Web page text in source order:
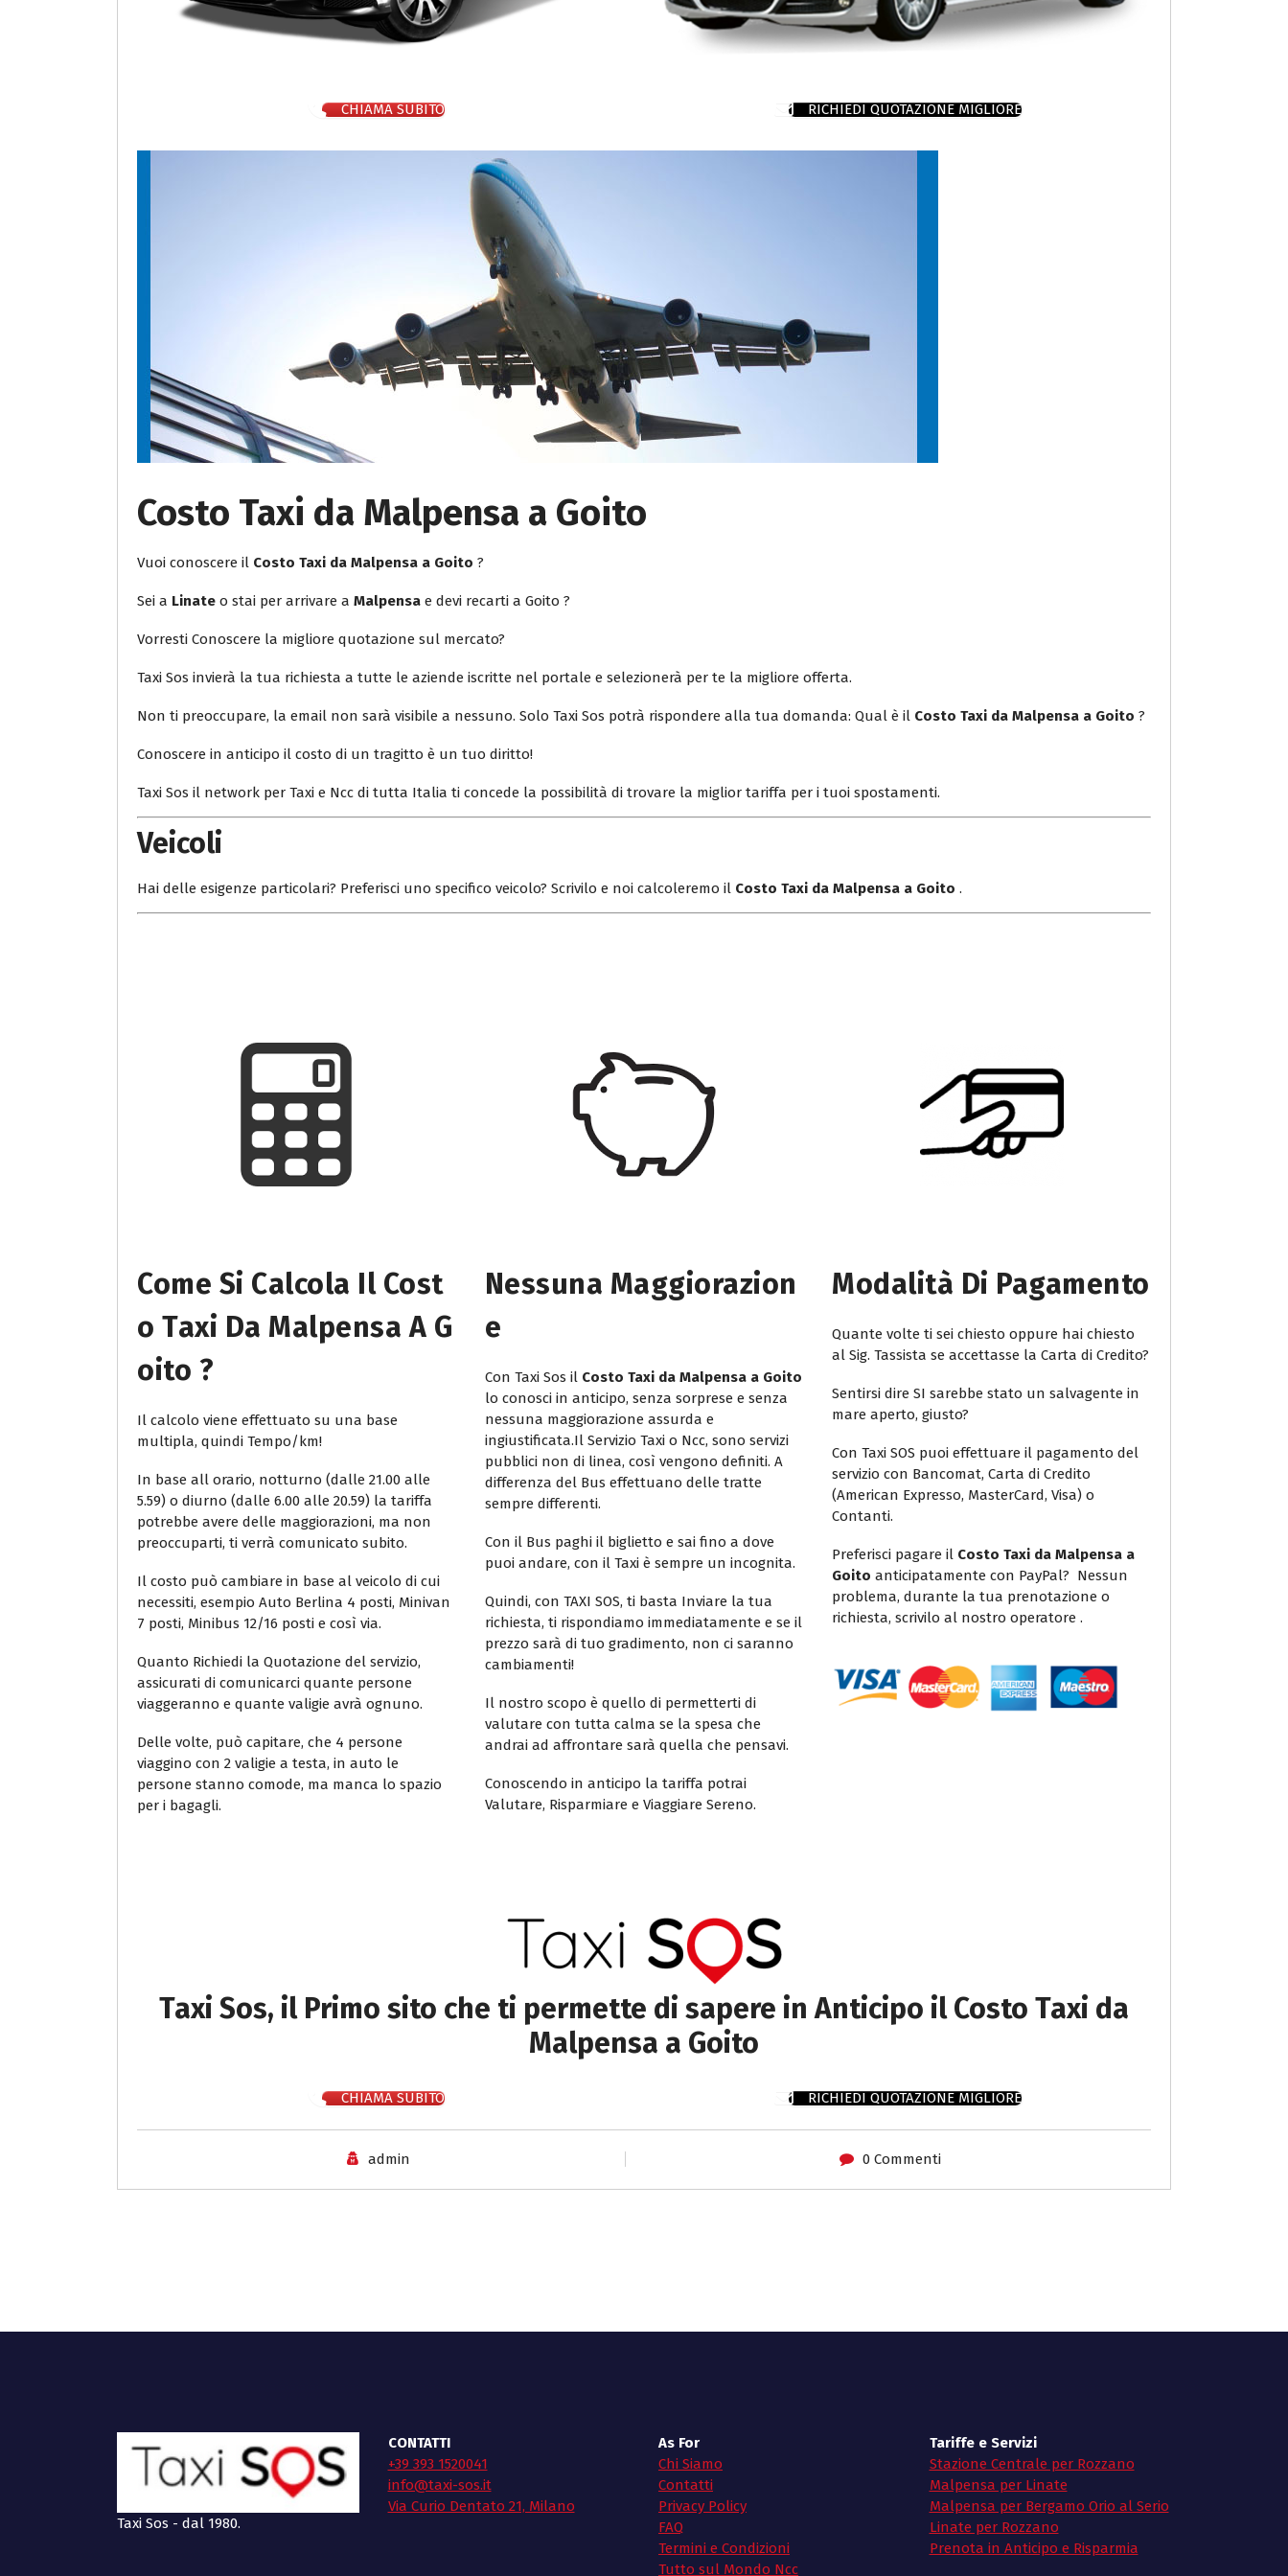
CHIAMA SUBITO RICHIEDI QUOTAZIONE MIGLIORE
Costo Taxi da Malpensa a Goito
Vuoi conoscere il Costo Taxi da Malpensa a Goito ?
Sei a Linate o stai per arrivare a Malpensa e devi recarti a Goito ?
Vorresti Conoscere la migliore quotazione sul mercato?
Taxi Sos invierà la tua richiesta a tutte le aziende iscritte nel portale e selezionerà per te la migliore offerta.
Non ti preoccupare, la email non sarà visibile a nessuno. Solo Taxi Sos potrà rispondere alla tua domanda: Qual è il Costo Taxi da Malpensa a Goito ?
Conoscere in anticipo il costo di un tragitto è un tuo diritto!
Taxi Sos il network per Taxi e Ncc di tutta Italia ti concede la possibilità di trovare la miglior tariffa per i tuoi spostamenti.
Veicoli
Hai delle esigenze particolari? Preferisci uno specifico veicolo? Scrivilo e noi calcoleremo il Costo Taxi da Malpensa a Goito .
Come Si Calcola Il Cost
O Taxi Da Malpensa A G
Oito ?
Il calcolo viene effettuato su una base
multipla, quindi Tempo/km!
In base all orario, notturno (dalle 21.00 alle
5.59) o diurno (dalle 6.00 alle 20.59) la tariffa
potrebbe avere delle maggiorazioni, ma non
preoccuparti, ti verrà comunicato subito.
Il costo può cambiare in base al veicolo di cui
necessiti, esempio Auto Berlina 4 posti, Minivan
7 posti, Minibus 12/16 posti e così via.
Quanto Richiedi la Quotazione del servizio,
assicurati di comunicarci quante persone
viaggeranno e quante valigie avrà ognuno.
Delle volte, può capitare, che 4 persone
viaggino con 2 valigie a testa, in auto le
persone stanno comode, ma manca lo spazio
per i bagagli.
Nessuna Maggiorazion
E
Con Taxi Sos il Costo Taxi da Malpensa a Goito
lo conosci in anticipo, senza sorprese e senza
nessuna maggiorazione assurda e
ingiustificata.Il Servizio Taxi o Ncc, sono servizi
pubblici non di linea, così vengono definiti. A
differenza del Bus effettuano delle tratte
sempre differenti.
Con il Bus paghi il biglietto e sai fino a dove
puoi andare, con il Taxi è sempre un incognita.
Quindi, con TAXI SOS, ti basta Inviare la tua
richiesta, ti rispondiamo immediatamente e se il
prezzo sarà di tuo gradimento, non ci saranno
cambiamenti!
Il nostro scopo è quello di permetterti di
valutare con tutta calma se la spesa che
andrai ad affrontare sarà quella che pensavi.
Conoscendo in anticipo la tariffa potrai
Valutare, Risparmiare e Viaggiare Sereno.
Modalità Di Pagamento
Quante volte ti sei chiesto oppure hai chiesto
al Sig. Tassista se accettasse la Carta di Credito?
Sentirsi dire SI sarebbe stato un salvagente in
mare aperto, giusto?
Con Taxi SOS puoi effettuare il pagamento del
servizio con Bancomat, Carta di Credito
(American Expresso, MasterCard, Visa) o
Contanti.
Preferisci pagare il Costo Taxi da Malpensa a
Goito anticipatamente con PayPal? Nessun
problema, durante la tua prenotazione o
richiesta, scrivilo al nostro operatore .
Taxi Sos, il Primo sito che ti permette di sapere in Anticipo il Costo Taxi da
Malpensa a Goito
CHIAMA SUBITO RICHIEDI QUOTAZIONE MIGLIORE
admin 0 Commenti
Taxi Sos - dal 1980.
CONTATTI
+39 393 1520041
info@taxi-sos.it
Via Curio Dentato 21, Milano
As For
Chi Siamo
Contatti
Privacy Policy
FAQ
Termini e Condizioni
Tutto sul Mondo Ncc
Tariffe e Servizi
Stazione Centrale per Rozzano
Malpensa per Linate
Malpensa per Bergamo Orio al Serio
Linate per Rozzano
Prenota in Anticipo e Risparmia